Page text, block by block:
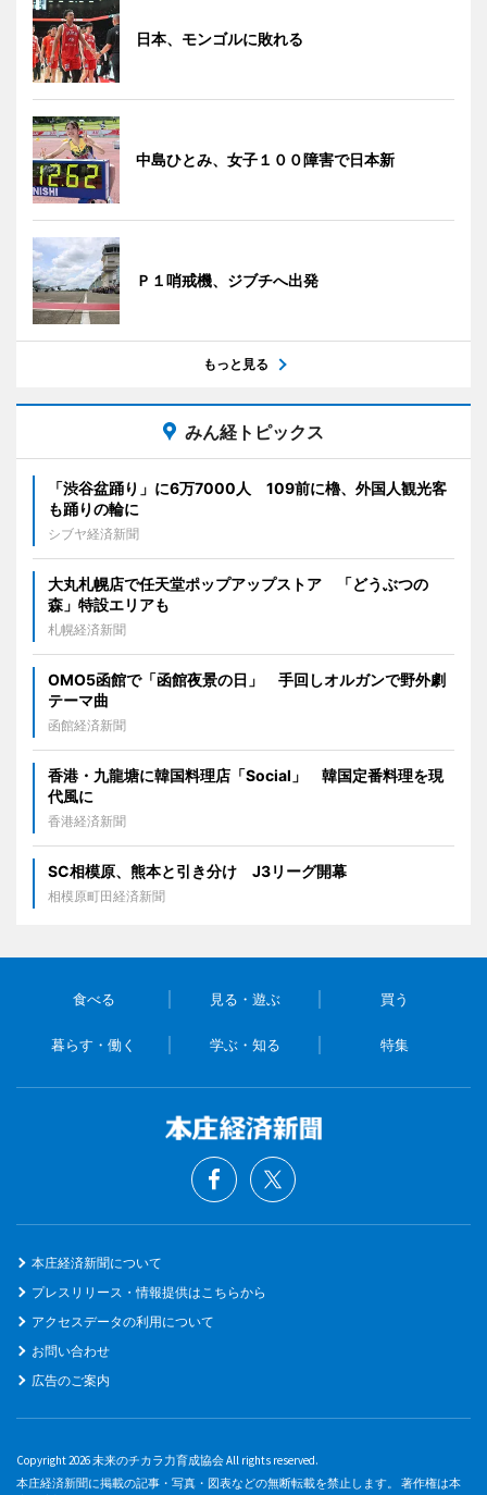
日本、モンゴルに敗れる
中島ひとみ、女子１００障害で日本新
Ｐ１哨戒機、ジブチへ出発
もっと見る
みん経トピックス
「渋谷盆踊り」に6万7000人 109前に櫓、外国人観光客
も踊りの輪に
シブヤ経済新聞
大丸札幌店で任天堂ポップアップストア 「どうぶつの
森」特設エリアも
札幌経済新聞
OMO5函館で「函館夜景の日」 手回しオルガンで野外劇
テーマ曲
函館経済新聞
香港・九龍塘に韓国料理店「Social」 韓国定番料理を現
代風に
香港経済新聞
SC相模原、熊本と引き分け J3リーグ開幕
相模原町田経済新聞
食べる 見る・遊ぶ 買う
暮らす・働く 学ぶ・知る 特集
本庄経済新聞について
プレスリリース・情報提供はこちらから
アクセスデータの利用について
お問い合わせ
広告のご案内
Copyright 2026 未来のチカラ力育成協会 All rights reserved.
本庄経済新聞に掲載の記事・写真・図表などの無断転載を禁止します。 著作権は本